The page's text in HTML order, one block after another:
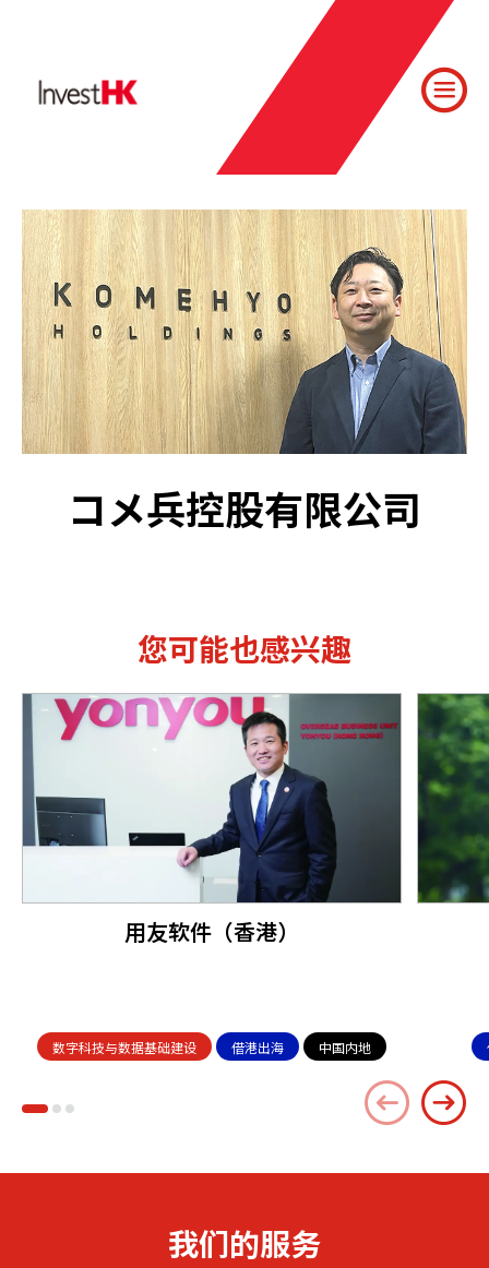
コメ兵控股有限公司
您可能也感兴趣
用友软件（香港）
数字科技与数据基础建设 借港出海 中国内地
我们的服务